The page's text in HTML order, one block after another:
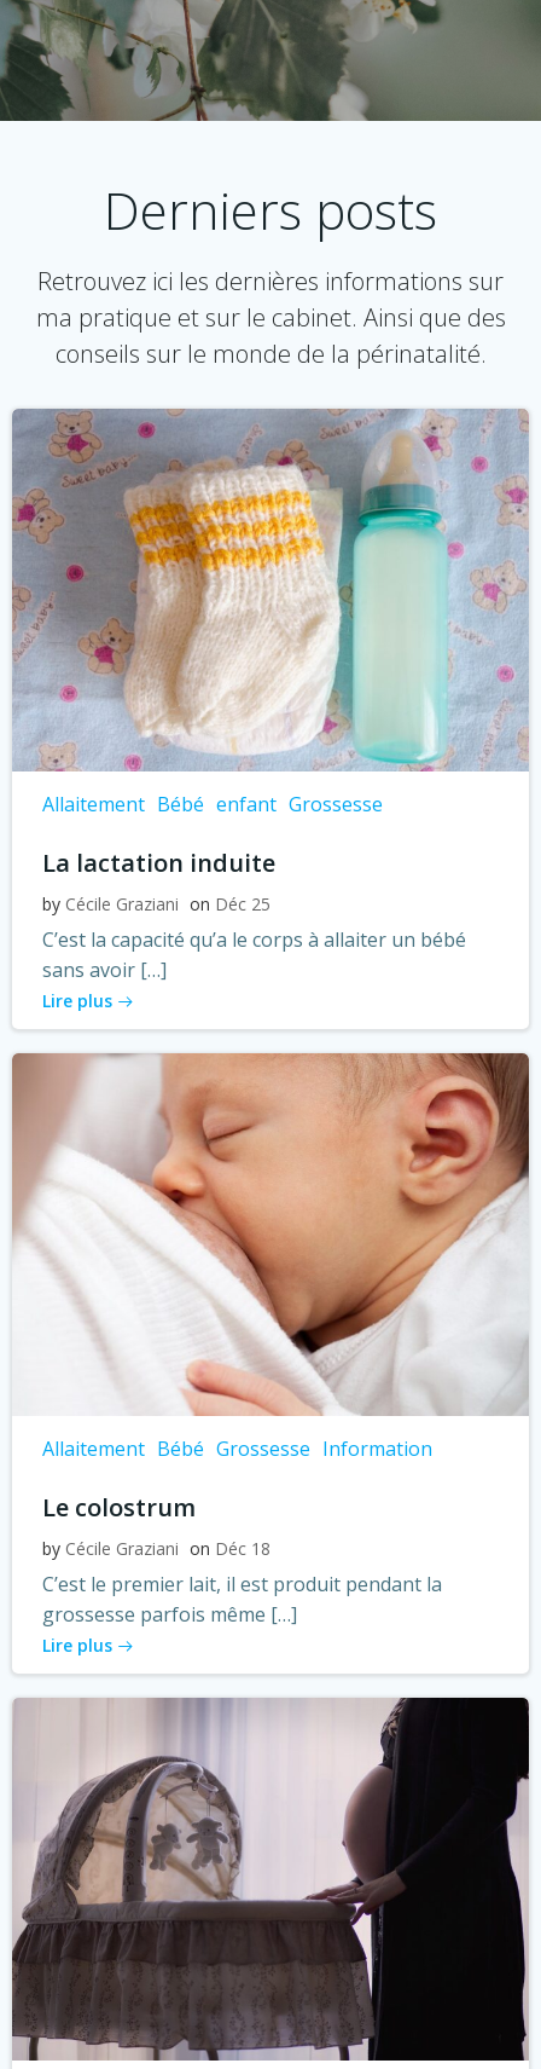
Derniers posts
Retrouvez ici les dernières informations sur
ma pratique et sur le cabinet. Ainsi que des
conseils sur le monde de la périnatalité.
Allaitement Bébé enfant Grossesse
La lactation induite
by Cécile Graziani on Déc 25
C’est la capacité qu’a le corps à allaiter un bébé
sans avoir […]
Lire plus
Allaitement Bébé Grossesse Information
Le colostrum
by Cécile Graziani on Déc 18
C’est le premier lait, il est produit pendant la
grossesse parfois même […]
Lire plus